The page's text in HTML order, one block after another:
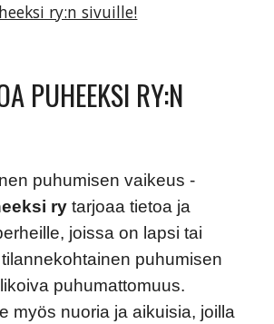
ry:n sivuille!
PUHEEKSI RY:N
puhumisen vaikeus -
rytarjoaa tietoa ja
joissa on lapsi tai
puhumisen
puhumattomuus.
myös nuoria ja aikuisia, joilla